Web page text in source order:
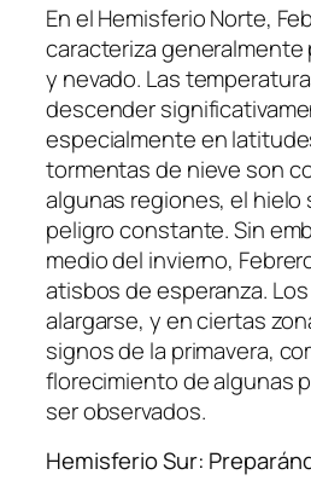
En el Hemisferio Norte,
caracteriza generalmente
y nevado. Las
descender
especialmente en
tormentas de nieve son
algunas regiones, el
peligro constante. Sin
medio del invierno,
atisbos de esperanza.
alargarse, y en ciertas
signos de la primavera,
florecimiento de algunas
ser observados.
Hemisferio Sur: